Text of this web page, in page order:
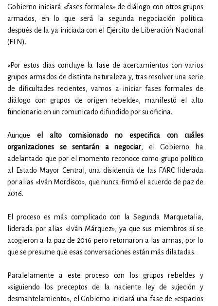
Gobierno iniciará «fases formales» de diálogo con otros grupos
armados, en lo que será la segunda negociación política
después de la ya iniciada con el Ejército de Liberación Nacional
(ELN).
«Por estos días concluye la fase de acercamientos con varios
grupos armados de distinta naturaleza y, tras resolver una serie
de dificultades recientes, vamos a iniciar fases formales de
diálogo con grupos de origen rebelde», manifestó el alto
funcionario en un comunicado difundido por su oficina.
Aunque el alto comisionado no especifica con cuáles
organizaciones se sentarán a negociar, el Gobierno ha
adelantado que por el momento reconoce como grupo político
al Estado Mayor Central, una disidencia de las FARC liderada
por alias «Iván Mordisco», que nunca firmó el acuerdo de paz de
2016.
El proceso es más complicado con la Segunda Marquetalia,
liderada por alias «Iván Márquez», ya que sus miembros sí se
acogieron a la paz de 2016 pero retornaron a las armas, por lo
que se presume que esas conversaciones están más dilatadas.
Paralelamente a este proceso con los grupos rebeldes y
«siguiendo los preceptos de la naciente ley de sujeción y
desmantelamiento», el Gobierno iniciará una fase de «espacios